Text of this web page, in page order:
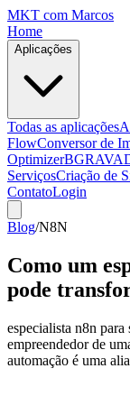
MKT com Marcos
Home
Aplicações
Todas as aplicações
FlowConversor de
Optimizer
ServiçosCriação de
ContatoLogin
Blog/N8N
Como um
pode
especialista n8n para
empreendedor de
automação é uma